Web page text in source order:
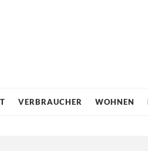
VERBRAUCHER WOHNEN